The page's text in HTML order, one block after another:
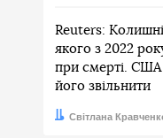
Reuters:
якого з 2022
при смерті. США
його звільнити
Автор:
Світлана
Дата: